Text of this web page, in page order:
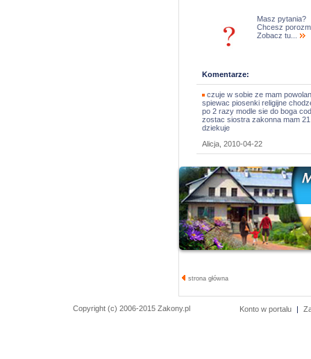
Masz pytania?
Chcesz
Zobacz tu...
Komentarze:
czuje w sobie ze mam
spiewac piosenki religijne
po 2 razy modle sie do boga
zostac siostra zakonna mam
dziekuje
Alicja, 2010-04-22
strona główna
Copyright (c) 2006-2015 Zakony.pl Konto w portalu |